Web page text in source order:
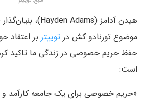
موضوع تورنادو کش در توییتر بر اعتقاد
حفظ حریم خصوصی در زندگی ما تاکید
است:
«حریم خصوصی برای یک جامعه کارآمد